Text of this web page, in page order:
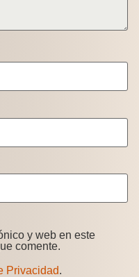
y web en este
comente.
Privacidad.